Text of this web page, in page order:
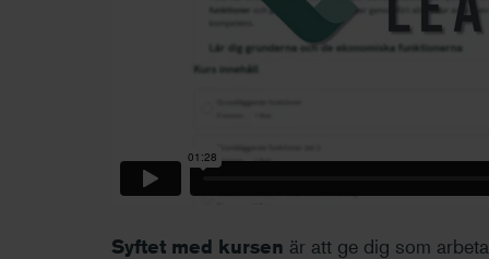
Syftet med kursen är att ge dig som